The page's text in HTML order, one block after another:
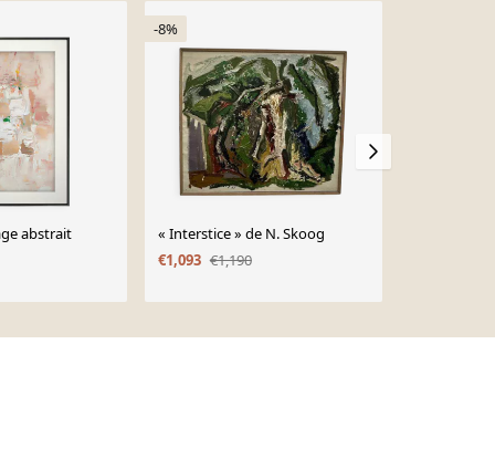
abstrait
-8%
« Interstice » de N. Skoog
€1,093 €1,190